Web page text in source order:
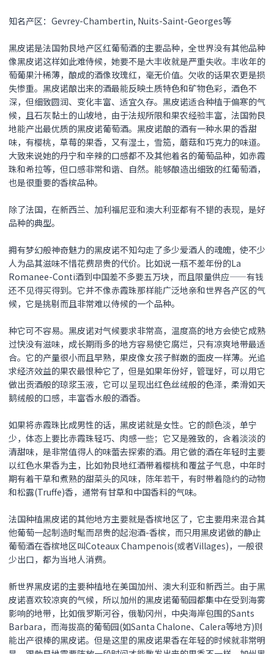
知名产区：Gevrey-Chambertin, Nuits-Saint-Georges等
黑皮诺是法国勃艮地产区红葡萄酒的主要品种，全世界没有其他品种
像黑皮诺这样如此难侍候，她要不是大丰收就是严重失收。丰收年的
萄葡果汁稀薄，酿成的酒像玫瑰红，毫无价值。欠收的话果农更是损
失惨重。黑皮诺酿出来的酒最能反映土质特色和矿物色彩，酒色不
深，但细致圆润、变化丰富、适宜久存。黑皮诺适合种植于偏寒的气
候，且石灰黏土的山坡地，由于法规所限和果农经验丰富，法国勃艮
地能产出最优质的黑皮诺葡萄酒。黑皮诺酿的酒有一种水果的香甜
味，有樱桃，草莓的果香，又有湿土，雪笳，蘑菇和巧克力的味道。
大致来说她的丹宁和辛辣的口感都不及其他着名的葡萄品种，如赤霞
珠和希拉等，但口感非常和谐、自然。能够酿造出细致的红葡萄酒，
也是很重要的香槟品种。
除了法国，在新西兰、加利福尼亚和澳大利亚都有不错的表现，是好
品种的典型。
拥有梦幻般神奇魅力的黑皮诺不知勾走了多少爱酒人的魂魄，使不少
人为品其滋味不惜花费昂贵的代价。比如说一瓶不差年份的La
Romanee-Conti酒到中国差不多要五万块，而且限量供应——有钱
还不见得买得到。它并不像赤霞珠那样能广泛地亲和世界各产区的气
候，它是挑剔而且非常难以侍候的一个品种。
种它可不容易。 黑皮诺对气候要求非常高，温度高的地方会使它成熟
过快没有滋味，成长期雨多的地方容易使它腐烂，只有凉爽地带最适
合。它的产量很小而且早熟，果皮像女孩子鲜嫩的面皮一样薄。光追
求经济效益的果农最恨种它了，但是如果年份好，管理好，可以用它
做出贡酒般的琼浆玉液，它可以呈现出红色丝绒般的色泽，柔滑如天
鹅绒般的口感，丰富香水般的酒香。
如果将赤霞珠比成男性的话， 黑皮诺就是女性。它的颜色淡，单宁
少，体态上要比赤霞珠轻巧、肉感一些；它又是雅致的，含着淡淡的
清甜味，是非常值得人的味蕾去探索的酒。用它做的酒在年轻时主要
以红色水果香为主，比如勃艮地红酒带着樱桃和覆盆子气息，中年时
期有着干草和煮熟的甜菜头的风味，陈年若干，有时带着隐约的动物
和松露(Truffe)香，通常有甘草和中国香料的气味。
法国种植黑皮诺的其他地方主要就是香槟地区了，它主要用来混合其
他葡萄一起制造时髦而昂贵的起泡酒-香槟，而只用黑皮诺做的静止
葡萄酒在香槟地区叫Coteaux Champenois(或者Villages)，一般很
少出口，都为当地人消费。
新世界黑皮诺的主要种植地在美国加州、澳大利亚和新西兰。由于黑
皮诺喜欢较凉爽的气候，所以加州的黑皮诺葡萄园都集中在受到海雾
影响的地带，比如俄罗斯河谷，俄勒冈州，中央海岸包围的Sants
Barbara，而海拔高的葡萄园(如Santa Chalone、Calera等地方)则
能出产很棒的黑皮诺。但是这里的黑皮诺果香在年轻的时候就非常明